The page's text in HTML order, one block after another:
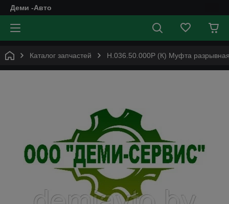
Деми -Авто
Каталог запчастей Н.036.50.000Р (К) Муфта